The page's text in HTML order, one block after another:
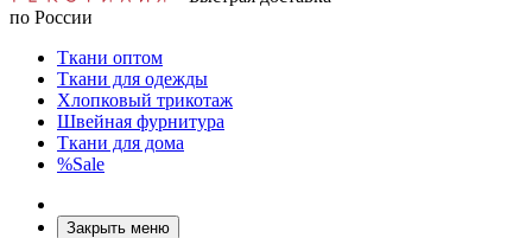
по России
Ткани оптом
Ткани для одежды
Хлопковый трикотаж
Швейная фурнитура
Ткани для дома
%Sale
Закрыть меню